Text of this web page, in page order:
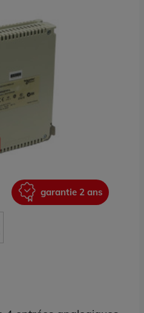
garantie 2 ans